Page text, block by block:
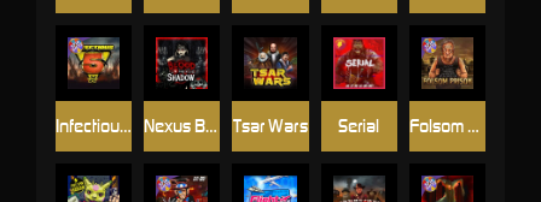
Nexus Blood & Shadow Tsar Wars Folsom Prison
Serial
Infectious 5 xWays